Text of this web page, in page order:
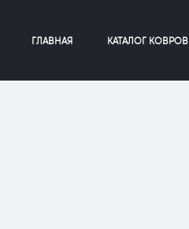
ГЛАВНАЯ КАТАЛОГ КОВРОВ